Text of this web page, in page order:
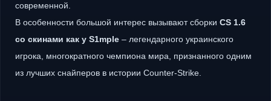
современной.
В особенности большой интерес вызывают сборки CS 1.6
со скинами как у S1mple – легендарного украинского
игрока, многократного чемпиона мира, признанного одним
из лучших снайперов в истории Counter-Strike.